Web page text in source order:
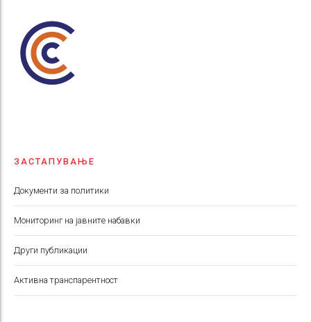
ЗАСТАПУВАЊЕ
Документи за политики
Мониторинг на јавните набавки
Други публикации
Aктивна транспарентност